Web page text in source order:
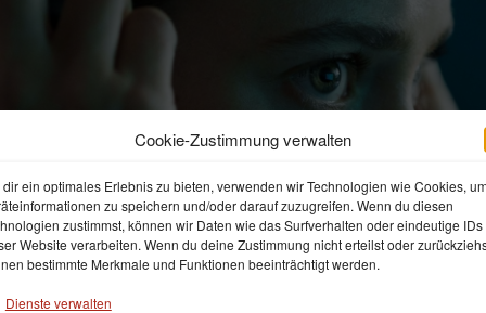
Cookie-Zustimmung verwalten
dir ein optimales Erlebnis zu bieten, verwenden wir Technologien wie Cookies,
zu speichern und/oder darauf zuzugreifen. Wenn du diesen
zustimmst, können wir Daten wie das Surfverhalten oder eindeutige IDs
Website verarbeiten. Wenn du deine Zustimmung nicht erteilst oder
bestimmte Merkmale und Funktionen beeinträchtigt werden.
Dienste verwalten